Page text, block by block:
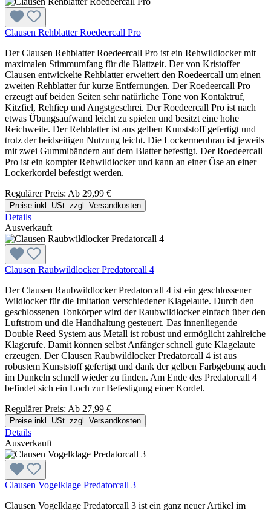
Clausen Rehblatter Roedeercall Pro
Der Clausen Rehblatter Roedeercall Pro ist ein Rehwildlocker mit
maximalen Stimmumfang für die Blattzeit. Der von Kristoffer
Clausen entwickelte Rehblatter erweitert den Roedeercall um einen
zweiten Rehblatter für kurze Entfernungen. Der Roedeercall Pro
erzeugt auf beiden Seiten sehr natürliche Töne von Kontaktruf,
Kitzfiel, Rehfiep und Angstgeschrei. Der Roedeercall Pro ist nach
etwas Übungsaufwand leicht zu spielen und besitzt eine hohe
Reichweite. Der Rehblatter ist aus gelben Kunststoff gefertigt und
trotz der beidseitigen Nutzung leicht. Die Lockermenbran ist jeweils
mit zwei Gummibändern auf dem Blatter befestigt. Der Roedeercall
Pro ist ein kompter Rehwildlocker und kann an einer Öse an einer
Lockerkordel befestigt werden.
Regulärer Preis: Ab 29,99 €
Preise inkl. USt. zzgl. Versandkosten
Details
Ausverkauft
Clausen Raubwildlocker Predatorcall 4
Der Clausen Raubwildlocker Predatorcall 4 ist ein geschlossener
Wildlocker für die Imitation verschiedener Klagelaute. Durch den
geschlossenen Tonkörper wird der Raubwildlocker einfach über den
Luftstrom und die Handhaltung gesteuert. Das innenliegende
Double Reed System aus Metall ist robust und ermöglicht zahlreiche
Klagerufe. Damit können selbst Anfänger schnell gute Klagelaute
erzeugen. Der Clausen Raubwildlocker Predatorcall 4 ist aus
robustem Kunststoff gefertigt und dank der gelben Farbgebung auch
im Dunkeln schnell wieder zu finden. Am Ende des Predatorcall 4
befindet sich ein Loch zur Befestigung einer Kordel.
Regulärer Preis: Ab 27,99 €
Preise inkl. USt. zzgl. Versandkosten
Details
Ausverkauft
Clausen Vogelklage Predatorcall 3
Clausen Vogelklage Predatorcall 3 ist ein ganz neuer Artikel im